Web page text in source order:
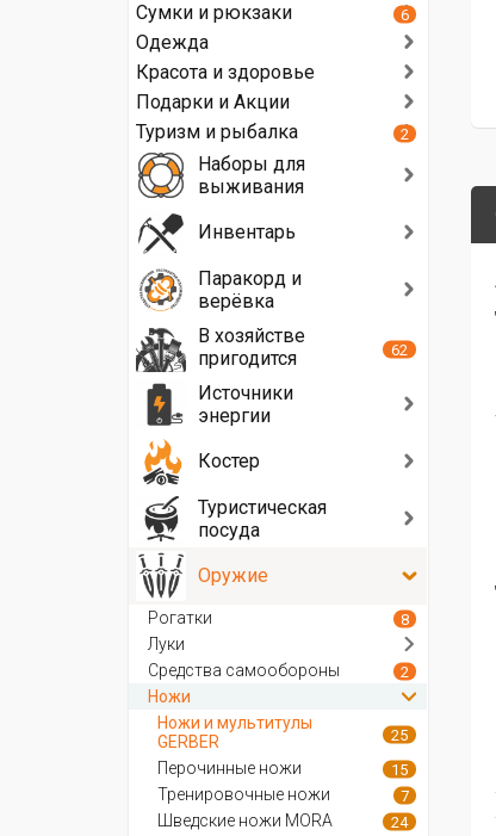
Сумки и рюкзаки 6
Одежда
Красота и здоровье
Подарки и Акции
Туризм и рыбалка
2
Наборы для
выживания
Инвентарь
Паракорд и
верёвка
В хозяйстве
пригодится
62
Источники
энергии
Костер
Туристическая
посуда
Оружие
Рогатки 8
Луки
Средства самообороны
2
Ножи
Ножи и мультитулы
GERBER
25
Перочинные ножи 15
Тренировочные ножи 7
Шведские ножи MORA 24